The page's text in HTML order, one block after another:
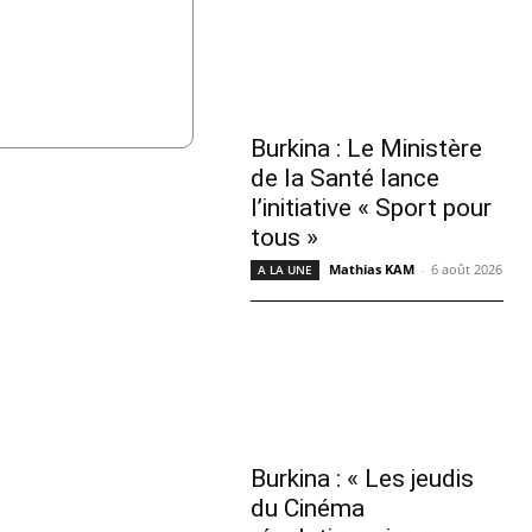
Burkina : Le Ministère
de la Santé lance
l’initiative « Sport pour
tous »
A LA UNE Mathias KAM - 6 août 2026
Burkina : « Les jeudis
du Cinéma